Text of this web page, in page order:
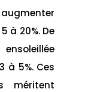
à 20%. De
à 5%. Ces
méritent